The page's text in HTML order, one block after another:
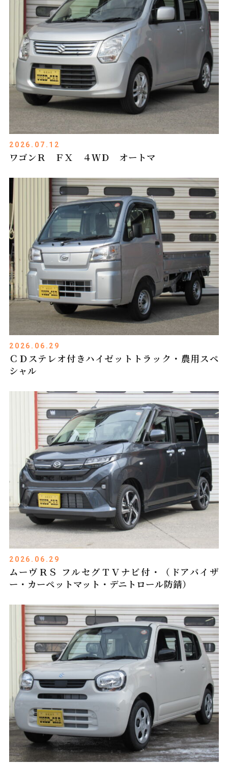
2026.07.12
ワゴンＲ ＦＸ ４ＷＤ オートマ
2026.06.29
ＣＤステレオ付きハイゼットトラック・農用スペ
シャル
2026.06.29
ムーヴＲＳ フルセグＴＶナビ付・（ドアバイザ
ー・カーペットマット・デニトロール防錆）